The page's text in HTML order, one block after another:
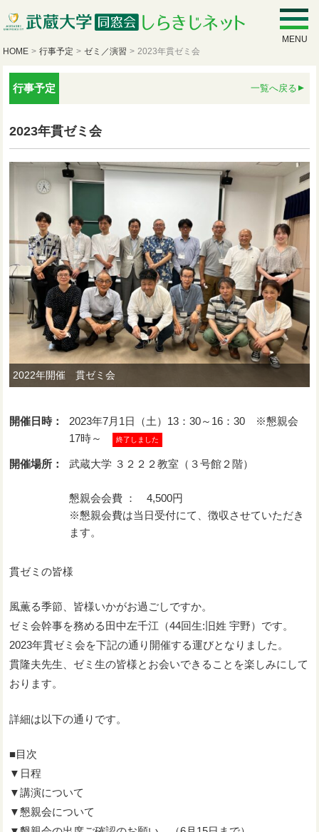
MENU
HOME > 行事予定 > ゼミ／演習 > 2023年貫ゼミ会
行事予定 一覧へ戻る
2023年貫ゼミ会
2022年開催 貫ゼミ会
開催日時：
2023年7月1日（土）13：30～16：30 ※懇親会
17時～
終了しました
開催場所： 武蔵大学 ３２２２教室（３号館２階）
懇親会会費 ： 4,500円
※懇親会費は当日受付にて、徴収させていただき
ます。
貫ゼミの皆様
風薫る季節、皆様いかがお過ごしですか。
ゼミ会幹事を務める田中左千江（44回生:旧姓 宇野）です。
2023年貫ゼミ会を下記の通り開催する運びとなりました。
貫隆夫先生、ゼミ生の皆様とお会いできることを楽しみにして
おります。
詳細は以下の通りです。
■目次
▼日程
▼講演について
▼懇親会について